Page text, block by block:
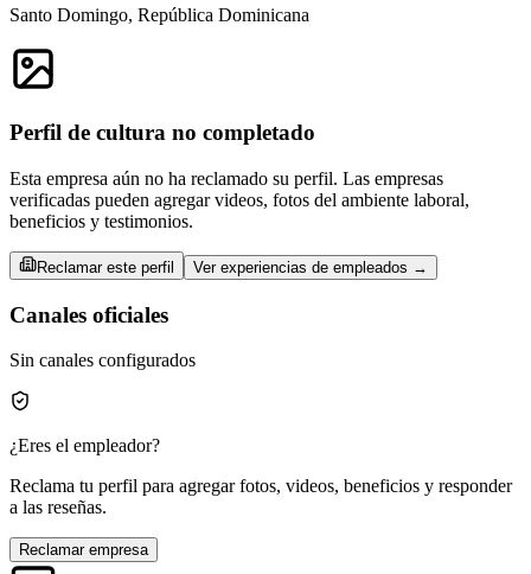
Santo Domingo, República Dominicana
Perfil de cultura no completado
Esta empresa aún no ha reclamado su perfil. Las empresas
verificadas pueden agregar videos, fotos del ambiente laboral,
beneficios y testimonios.
Reclamar este perfil Ver experiencias de empleados →
Canales oficiales
Sin canales configurados
¿Eres el empleador?
Reclama tu perfil para agregar fotos, videos, beneficios y responder
a las reseñas.
Reclamar empresa